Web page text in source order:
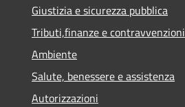
Giustizia e sicurezza pubblica
Tributi,finanze e contravvenzioni
Ambiente
Salute, benessere e assistenza
Autorizzazioni